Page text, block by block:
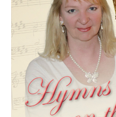
Nieuws
Klantenservice
Retour